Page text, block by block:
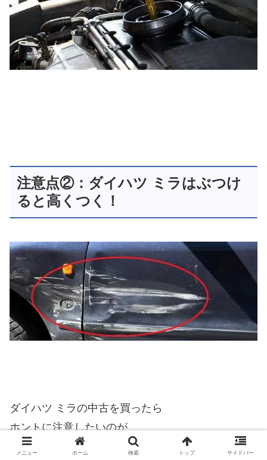
注意点②：ダイハツ ミラはぶつけ
ると高くつく！
ダイハツ ミラの中古を買ったら
ホントに注意したいのが
メニュー ホーム 検索 トップ サイドバー